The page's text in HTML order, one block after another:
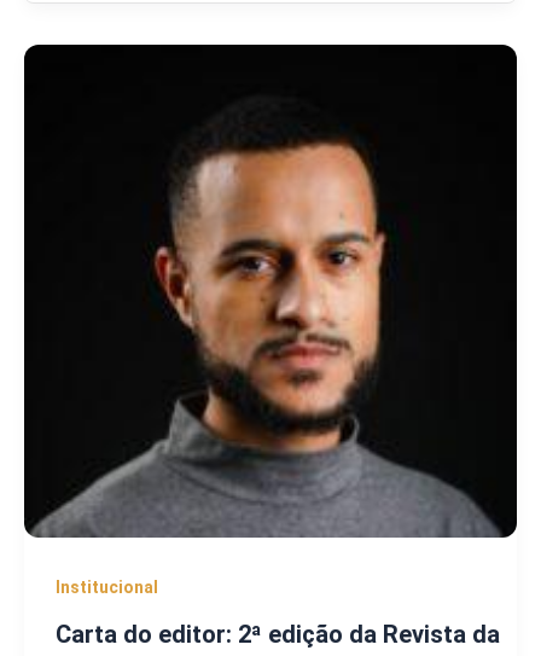
Institucional
Carta do editor: 2ª edição da Revista da